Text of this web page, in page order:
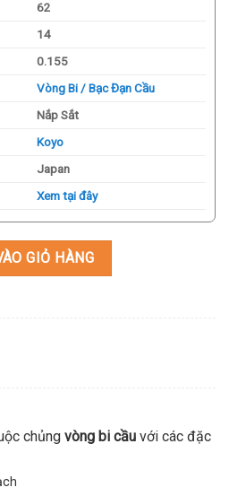
62
14
0.155
Vòng Bi / Bạc Đạn Cầu
Nắp Sắt
Koyo
Japan
Xem tại đây
35x62x14mm số lượng
GIỎ HÀNG
chủng vòng bi cầu với các đặc